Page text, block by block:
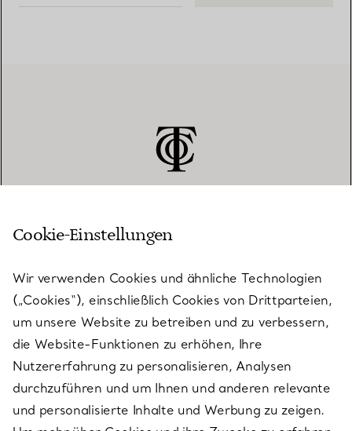
KUNDENSERVICE
SERVICES
ÜBER TIFFANY & CO.
Cookie-Einstellungen
Wir verwenden Cookies und ähnliche Technologien
(„Cookies“), einschließlich Cookies von Drittparteien,
um unsere Website zu betreiben und zu verbessern,
die Website-Funktionen zu erhöhen, Ihre
Nutzererfahrung zu personalisieren, Analysen
durchzuführen und um Ihnen und anderen relevante
und personalisierte Inhalte und Werbung zu zeigen.